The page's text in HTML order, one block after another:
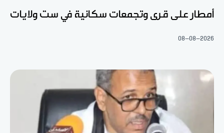
أمطار على قرى وتجمعات سكانية في ست ولايات
08-08-2026